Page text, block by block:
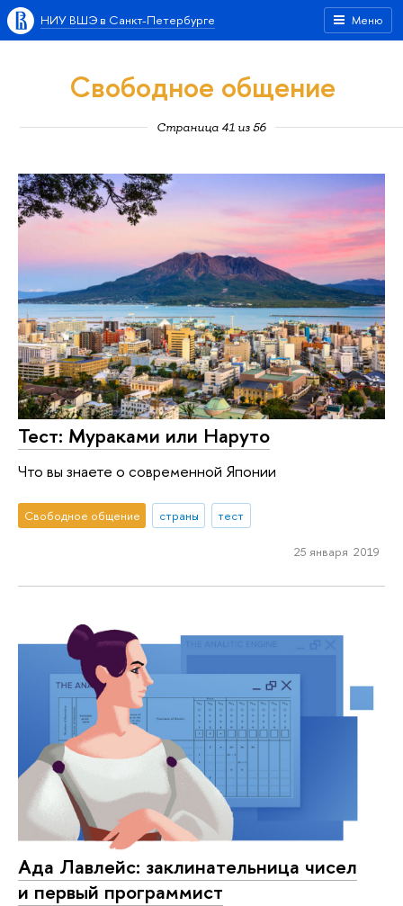
Меню
НИУ ВШЭ в Санкт-Петербурге
Свободное общение
Страница 41 из 56
Тест: Мураками или Наруто
Что вы знаете о современной Японии
Свободное общение страны тест
25 января 2019
Ада Лавлейс: заклинательница чисел
и первый программист